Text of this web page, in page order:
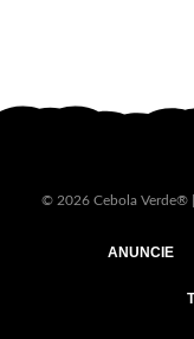
© 2026 Cebola Verde® |
ANUNCIE